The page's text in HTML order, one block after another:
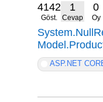
4142
Göst.
1
Cevap
0
Oy
ASP.NET